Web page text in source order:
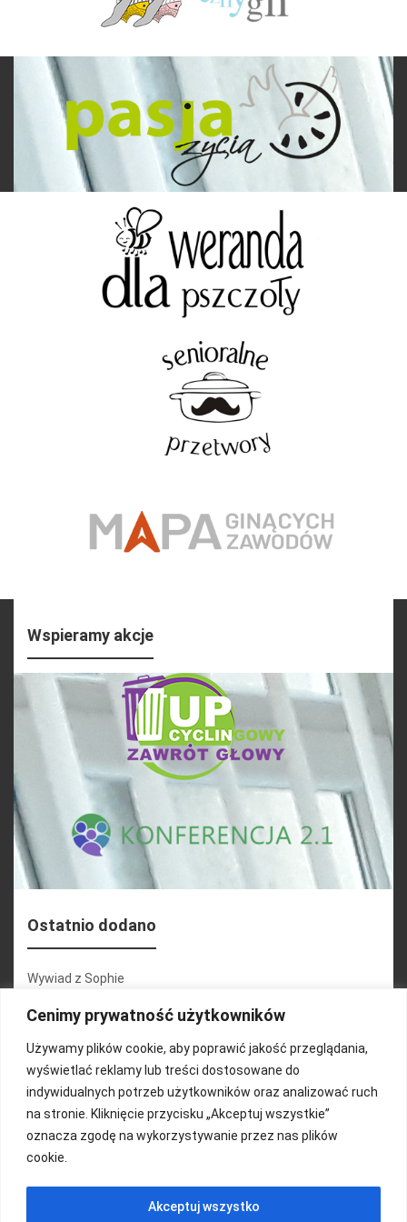
Cenimy prywatność użytkowników
Używamy plików cookie, aby poprawić jakość przeglądania,
wyświetlać reklamy lub treści dostosowane do
indywidualnych potrzeb użytkowników oraz analizować ruch
na stronie. Kliknięcie przycisku „Akceptuj wszystkie”
oznacza zgodę na wykorzystywanie przez nas plików
cookie.
Akceptuj wszystko
Wspieramy akcje
Ostatnio dodano
Wywiad z Sophie
Konferencja 2.1
Martyna Wojciechowska
Relacja zdjęciowa 25.09.2024r (cz.2)
Wywiady z uczestnikami
FUNDACJA KOLOROWO